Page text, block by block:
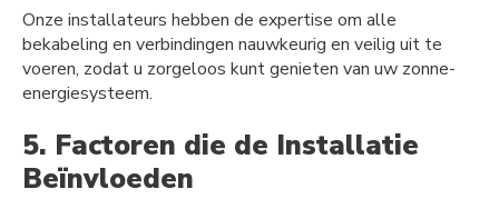
Onze installateurs hebben de expertise om alle
bekabeling en verbindingen nauwkeurig en veilig uit te
voeren, zodat u zorgeloos kunt genieten van uw zonne-
energiesysteem.
5. Factoren die de Installatie
Beïnvloeden